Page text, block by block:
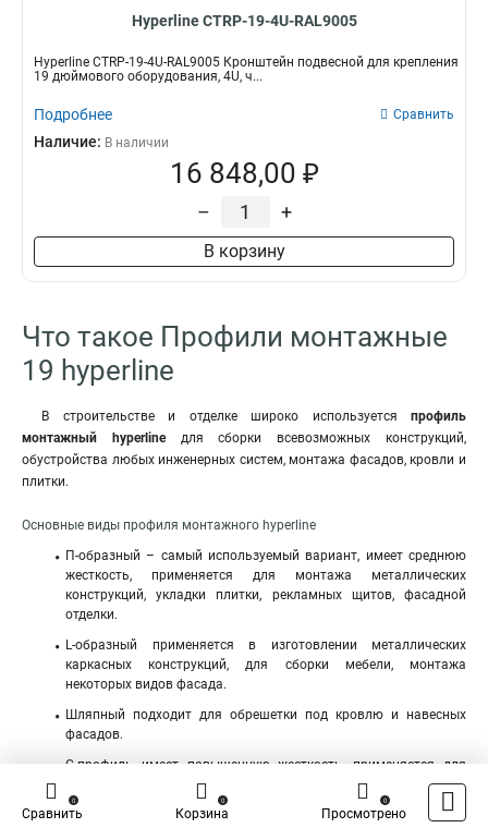
Hyperline CTRP-19-4U-RAL9005
Hyperline CTRP-19-4U-RAL9005 Кронштейн подвесной для крепления
19 дюймового оборудования, 4U, ч...
Подробнее Сравнить
Наличие: В наличии
16 848,00 ₽
– +
В корзину
Что такое Профили монтажные
19 hyperline
В строительстве и отделке широко используется профиль
монтажный
hyperline для сборки всевозможных конструкций,
обустройства любых инженерных систем, монтажа фасадов, кровли и
плитки.
Основные виды профиля монтажного hyperline
П-образный – самый используемый вариант, имеет среднюю
жесткость, применяется для монтажа металлических
конструкций, укладки плитки, рекламных щитов, фасадной
отделки.
L-образный применяется в изготовлении металлических
каркасных конструкций, для сборки мебели, монтажа
некоторых видов фасада.
Шляпный подходит для обрешетки под кровлю и навесных
фасадов.
С-профиль имеет повышенную жесткость, применяется для
несущих опорных конструкций
Изделие нестандарного сечения для натяжных потолков,
Сравнить
0
Корзина
0
Просмотрено
0